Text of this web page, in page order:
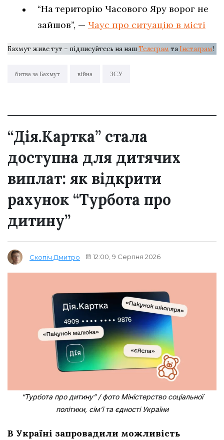
“На територію Часового Яру ворог не
зайшов”, — Чаус про ситуацію в місті
Бахмут живе тут – підписуйтесь на нашТелеграм та Інстаграм!
битва за Бахмут війна ЗСУ
“Дія.Картка” стала
доступна для дитячих
виплат: як відкрити
рахунок “Турбота про
дитину”
Скопіч Дмитро 12:00, 9 Серпня 2026
“Турбота про дитину” / фото Міністерство соціальної
політики, сім’ї та єдності України
В Україні запровадили можливість